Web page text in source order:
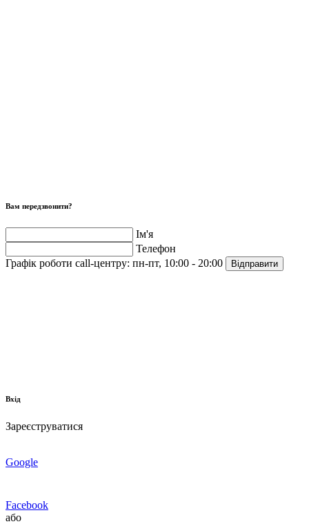
Вам передзвонити?
Ім'я
Телефон
Графік роботи call-центру: пн-пт, 10:00 - 20:00 Відправити
Вхід
Зареєструватися
Google
Facebook
або